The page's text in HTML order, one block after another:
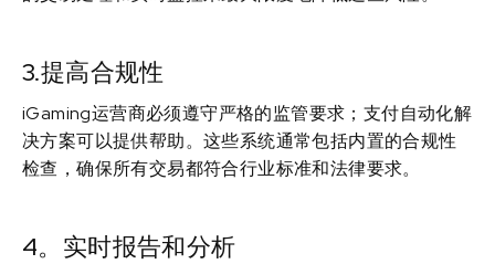
3.提高合规性
iGaming运营商必须遵守严格的监管要求；支付自动化解
决方案可以提供帮助。这些系统通常包括内置的合规性
检查，确保所有交易都符合行业标准和法律要求。
4。实时报告和分析